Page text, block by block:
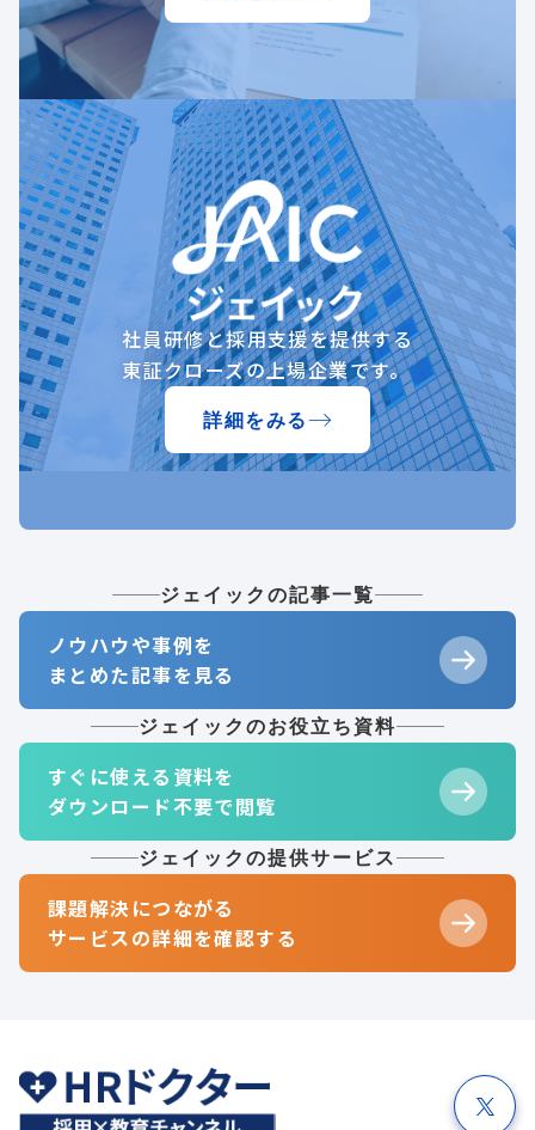
社員研修と採用支援を提供する
東証クローズの上場企業です。
詳細をみる
ジェイックの記事一覧
ノウハウや事例を
まとめた記事を見る
ジェイックのお役立ち資料
すぐに使える資料を
ダウンロード不要で閲覧
ジェイックの提供サービス
課題解決につながる
サービスの詳細を確認する